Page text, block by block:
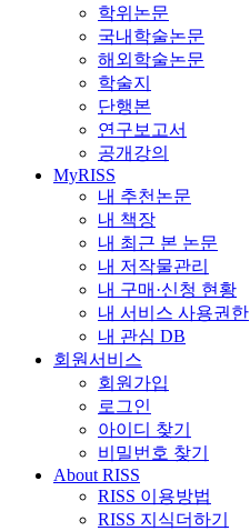
학위논문
국내학술논문
해외학술논문
학술지
단행본
연구보고서
공개강의
MyRISS
내 추천논문
내 책장
내 최근 본 논문
내 저작물관리
내 구매·신청 현황
내 서비스 사용권한
내 관심 DB
회원서비스
회원가입
로그인
아이디 찾기
비밀번호 찾기
About RISS
RISS 이용방법
RISS 지식더하기